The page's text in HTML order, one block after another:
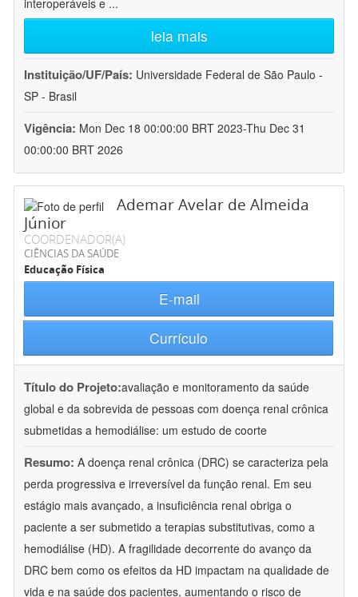
interoperáveis e ...
leia mais
Instituição/UF/País: Universidade Federal de São Paulo -
SP - Brasil
Vigência: Mon Dec 18 00:00:00 BRT 2023-Thu Dec 31
00:00:00 BRT 2026
Ademar Avelar de Almeida
Júnior
COORDENADOR(A)
CIÊNCIAS DA SAÚDE
Educação Física
E-mail
Currículo
Título do Projeto:avaliação e monitoramento da saúde
global e da sobrevida de pessoas com doença renal crônica
submetidas a hemodiálise: um estudo de coorte
Resumo: A doença renal crônica (DRC) se caracteriza pela
perda progressiva e irreversível da função renal. Em seu
estágio mais avançado, a insuficiência renal obriga o
paciente a ser submetido a terapias substitutivas, como a
hemodiálise (HD). A fragilidade decorrente do avanço da
DRC bem como os efeitos da HD impactam na qualidade de
vida e na saúde dos pacientes, aumentando o risco de